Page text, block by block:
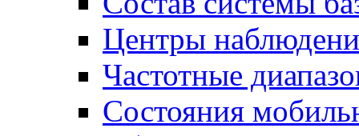
Центры
Частотные
Состояния